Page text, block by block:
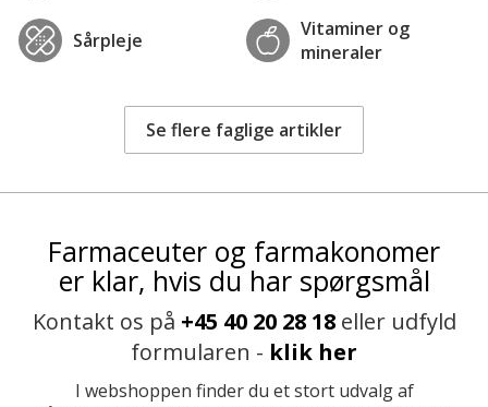
Sårpleje
Vitaminer og
mineraler
Se flere faglige artikler
Farmaceuter og farmakonomer
er klar, hvis du har spørgsmål
Kontakt os på +45 40 20 28 18eller udfyld
formularen - klik her
I webshoppen finder du et stort udvalg af